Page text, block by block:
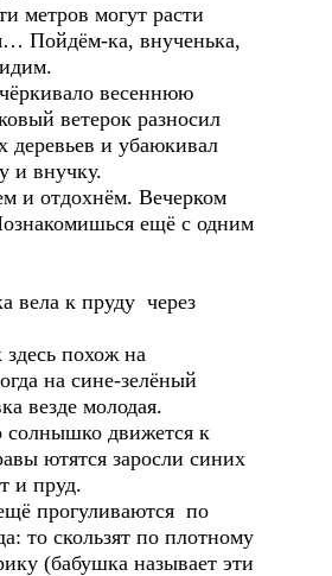
метров могут расти
Пойдём-ка, внученька,
весеннюю
ветерок разносил
деревьев и убаюкивал
и внучку.
и отдохнём. Вечерком
ещё с одним
вела к пруду через
похож на
на сине-зелёный
везде молодая.
движется к
ютятся заросли синих
и пруд.
прогуливаются по
то скользят по плотному
(бабушка называет эти